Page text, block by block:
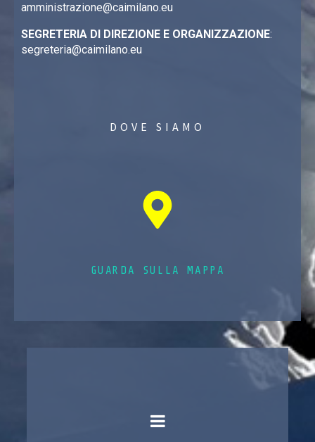
amministrazione@caimilano.eu
SEGRETERIA DI DIREZIONE E ORGANIZZAZIONE:
segreteria@caimilano.eu
DOVE SIAMO
GUARDA SULLA MAPPA